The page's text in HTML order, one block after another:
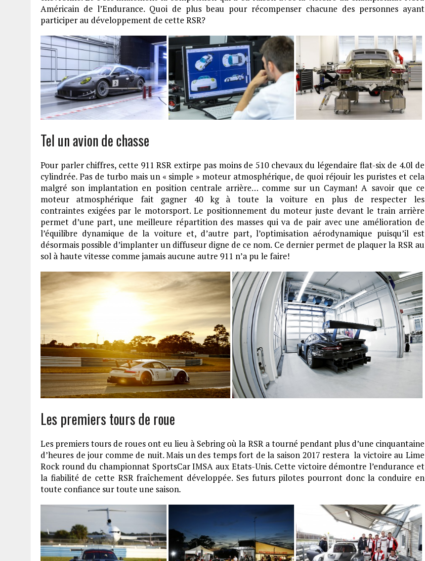
Américain de l’Endurance. Quoi de plus beau pour récompenser chacune des personnes ayant
participer au développement de cette RSR?
Tel un avion de chasse
Pour parler chiffres, cette 911 RSR extirpe pas moins de 510 chevaux du légendaire flat-six de 4.0l de
cylindrée. Pas de turbo mais un « simple » moteur atmosphérique, de quoi réjouir les puristes et cela
malgré son implantation en position centrale arrière… comme sur un Cayman! A savoir que ce
moteur atmosphérique fait gagner 40 kg à toute la voiture en plus de respecter les
contraintes exigées par le motorsport. Le positionnement du moteur juste devant le train arrière
permet d’une part, une meilleure répartition des masses qui va de pair avec une amélioration de
l’équilibre dynamique de la voiture et, d’autre part, l’optimisation aérodynamique puisqu’il est
désormais possible d’implanter un diffuseur digne de ce nom. Ce dernier permet de plaquer la RSR au
sol à haute vitesse comme jamais aucune autre 911 n’a pu le faire!
Les premiers tours de roue
Les premiers tours de roues ont eu lieu à Sebring où la RSR a tourné pendant plus d’une cinquantaine
d’heures de jour comme de nuit. Mais un des temps fort de la saison 2017 restera la victoire au Lime
Rock round du championnat SportsCar IMSA aux Etats-Unis. Cette victoire démontre l’endurance et
la fiabilité de cette RSR fraîchement développée. Ses futurs pilotes pourront donc la conduire en
toute confiance sur toute une saison.